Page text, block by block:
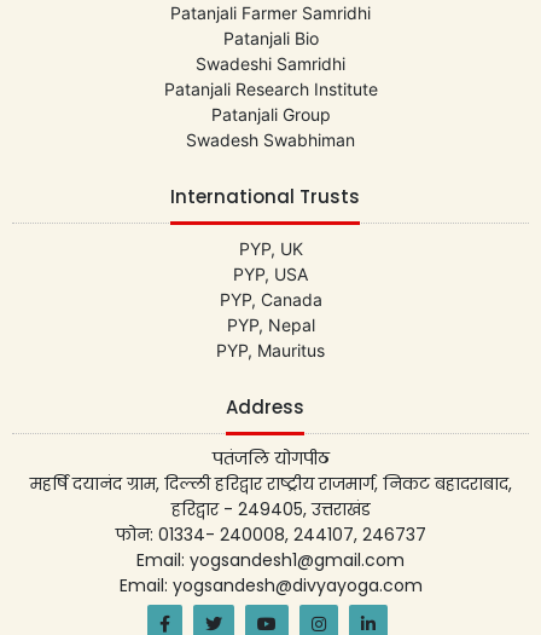
Patanjali Farmer Samridhi
Patanjali Bio
Swadeshi Samridhi
Patanjali Research Institute
Patanjali Group
Swadesh Swabhiman
International Trusts
PYP, UK
PYP, USA
PYP, Canada
PYP, Nepal
PYP, Mauritus
Address
पतंजलि योगपीठ
महर्षि दयानंद ग्राम, दिल्ली हरिद्वार राष्ट्रीय राजमार्ग, निकट बहादराबाद,
हरिद्वार - 249405, उत्तराखंड
फोन: 01334- 240008, 244107, 246737
Email: yogsandesh1@gmail.com
Email: yogsandesh@divyayoga.com